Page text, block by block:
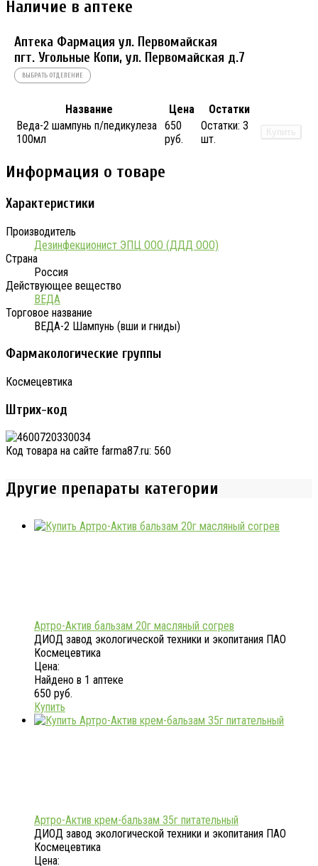
Наличие в аптеке
Аптека Фармация ул. Первомайская
пгт. Угольные Копи, ул. Первомайская д.7
ВЫБРАТЬ ОТДЕЛЕНИЕ
Название Цена
Остатки
Веда-2 шампунь п/педикулеза
100мл
650
руб.
Остатки: 3
шт.
Купить
Информация о товаре
Характеристики
Производитель
Дезинфекционист ЭПЦ ООО (ДДД ООО)
Страна
Россия
Действующее вещество
ВЕДА
Торговое название
ВЕДА-2 Шампунь (вши и гниды)
Фармакологические группы
Космецевтика
Штрих-код
Код товара на сайте farma87.ru: 560
Другие препараты категории
Артро-Актив бальзам 20г масляный согрев
ДИОД завод экологической техники и экопитания ПАО
Космецевтика
Цена:
Найдено в 1 аптеке
650 руб.
Купить
Артро-Актив крем-бальзам 35г питательный
ДИОД завод экологической техники и экопитания ПАО
Космецевтика
Цена: